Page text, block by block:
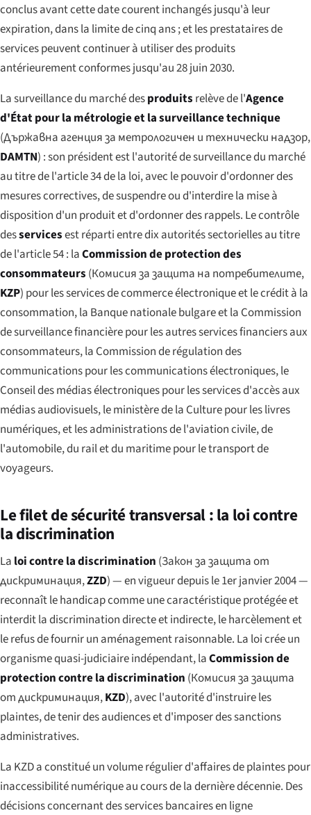
conclus avant cette date courent inchangés jusqu'à leur
expiration, dans la limite de cinq ans ; et les prestataires de
services peuvent continuer à utiliser des produits
antérieurement conformes jusqu'au 28 juin 2030.
La surveillance du marché desproduits relève de l'Agence
d'État pour la métrologie et la surveillance technique
(Държавна агенция за метрологичен и технически надзор,
DAMTN) : son président est l'autorité de surveillance du marché
au titre de l'article 34 de la loi, avec le pouvoir d'ordonner des
mesures correctives, de suspendre ou d'interdire la mise à
disposition d'un produit et d'ordonner des rappels. Le contrôle
desservicesest réparti entre dix autorités sectorielles au titre
de l'article 54 : laCommission de protection des
consommateurs (Комисия за защита на потребителите,
KZP) pour les services de commerce électronique et le crédit à la
consommation, la Banque nationale bulgare et la Commission
de surveillance financière pour les autres services financiers aux
consommateurs, la Commission de régulation des
communications pour les communications électroniques, le
Conseil des médias électroniques pour les services d'accès aux
médias audiovisuels, le ministère de la Culture pour les livres
numériques, et les administrations de l'aviation civile, de
l'automobile, du rail et du maritime pour le transport de
voyageurs.
Le filet de sécurité transversal : la loi contre
la discrimination
La loi contre la discrimination (Закон за защита от
дискриминация,ZZD) — en vigueur depuis le 1er janvier 2004 —
reconnaît le handicap comme une caractéristique protégée et
interdit la discrimination directe et indirecte, le harcèlement et
le refus de fournir un aménagement raisonnable. La loi crée un
organisme quasi-judiciaire indépendant, laCommission de
protection contre la discrimination (Комисия за защита
от дискриминация,KZD), avec l'autorité d'instruire les
plaintes, de tenir des audiences et d'imposer des sanctions
administratives.
La KZD a constitué un volume régulier d'affaires de plaintes pour
inaccessibilité numérique au cours de la dernière décennie. Des
décisions concernant des services bancaires en ligne